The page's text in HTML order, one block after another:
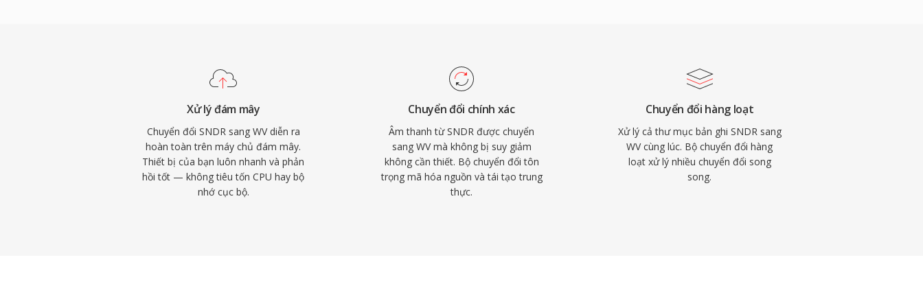
FFmpeg và nhiều công cụ khác. WavPack cũng hỗ trợ siêu dữ liệu
phong phú qua thẻ APEv2, cue sheet nhúng và giá trị ReplayGain,
đáp ứng nhu cầu tổ chức của cả những thư viện nhạc kỹ lưỡng
Xử lý đám mây
Chuyển đổi SNDR sang WV diễn ra
hoàn toàn trên máy chủ đám mây.
Thiết bị của bạn luôn nhanh và phản
hồi tốt — không tiêu tốn CPU hay bộ
nhớ cục bộ.
Chuyển đổi chính xác
Âm thanh từ SNDR được chuyển
sang WV mà không bị suy giảm
không cần thiết. Bộ chuyển đổi tôn
trọng mã hóa nguồn và tái tạo trung
thực.
Chuyển đổi hàng loạt
Xử lý cả thư mục bản ghi SNDR sang
WV cùng lúc. Bộ chuyển đổi hàng
loạt xử lý nhiều chuyển đổi song
song.